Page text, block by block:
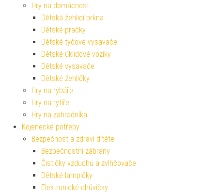
Hry na domácnost
Dětská žehlicí prkna
Dětské pračky
Dětské tyčové vysavače
Dětské úklidové vozíky
Dětské vysavače
Dětské žehličky
Hry na rybáře
Hry na rytíře
Hry na zahradníka
Kojenecké potřeby
Bezpečnost a zdraví dítěte
Bezpečnostní zábrany
Čističky vzduchu a zvlhčovače
Dětské lampičky
Elektronické chůvičky